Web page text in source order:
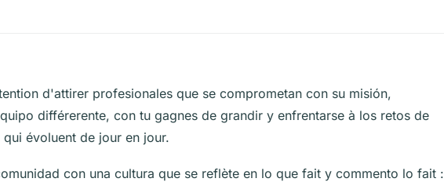
d'attirer profesionales que se comprometan con su misión,
différerente, con tu gagnes de grandir y enfrentarse à los retos de
évoluent de jour en jour.
con una cultura que se reflète en lo que fait y commento lo fait :